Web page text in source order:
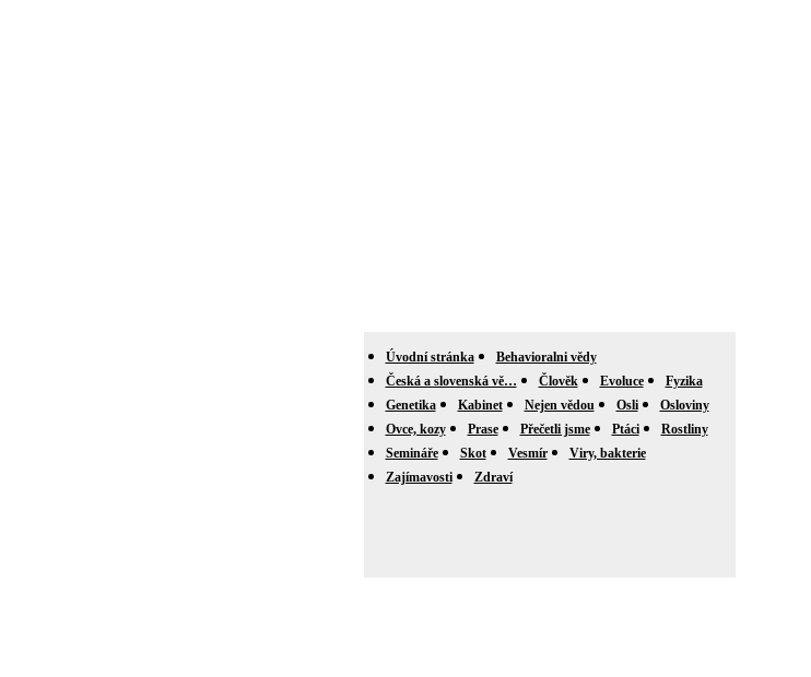
Úvodní stránka
Behavioralni vědy
Česká a slovenská vě…
Člověk Evoluce
Fyzika
Genetika
Kabinet Nejen vědou Osli
Osloviny
Ovce, kozy
Prase Přečetli jsme Ptáci
Rostliny
Semináře
Skot Vesmír
Viry, bakterie
Zajímavosti
Zdraví